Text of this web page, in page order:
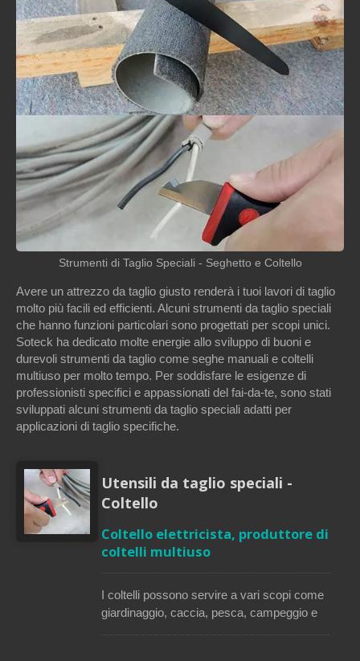
Strumenti di Taglio Speciali - Seghetto e Coltello
Avere un attrezzo da taglio giusto renderà i tuoi lavori di taglio
molto più facili ed efficienti. Alcuni strumenti da taglio speciali
che hanno funzioni particolari sono progettati per scopi unici.
Soteck ha dedicato molte energie allo sviluppo di buoni e
durevoli strumenti da taglio come seghe manuali e coltelli
multiuso per molto tempo. Per soddisfare le esigenze di
professionisti specifici e appassionati del fai-da-te, sono stati
sviluppati alcuni strumenti da taglio speciali adatti per
applicazioni di taglio specifiche.
Utensili da taglio speciali -
Coltello
Coltello elettricista, produttore di
coltelli multiuso
I coltelli possono servire a vari scopi come
giardinaggio, caccia, pesca, campeggio e